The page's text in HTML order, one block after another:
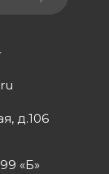
д.106
«Б»